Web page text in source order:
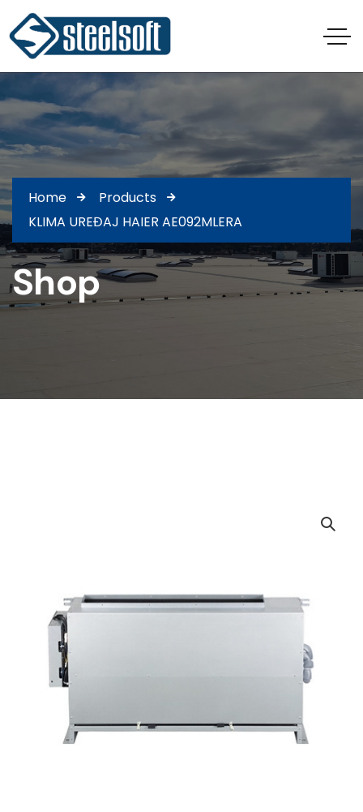
Home
Products
KLIMA UREĐAJ HAIER AE092MLERA
Shop